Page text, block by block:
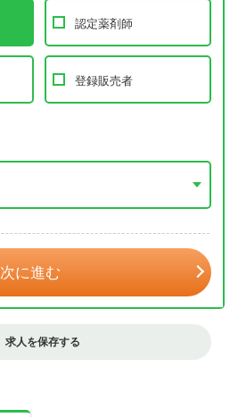
認定薬剤師
登録販売者
次に進む
求人を保存する